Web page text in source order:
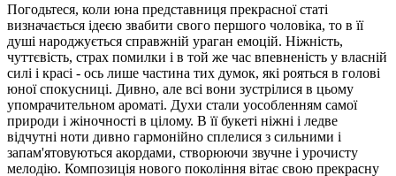
Погодьтеся, коли юна представниця прекрасної статі
визначається ідеєю звабити свого першого чоловіка, то в її
душі народжується справжній ураган емоцій. Ніжність,
чуттєвість, страх помилки і в той же час впевненість у власній
силі і красі - ось лише частина тих думок, які рояться в голові
юної спокусниці. Дивно, але всі вони зустрілися в цьому
упомрачительном ароматі. Духи стали уособленням самої
природи і жіночності в цілому. В її букеті ніжні і ледве
відчутні ноти дивно гармонійно сплелися з сильними і
запам'ятовуються акордами, створюючи звучне і урочисту
мелодію. Композиція нового покоління вітає свою прекрасну